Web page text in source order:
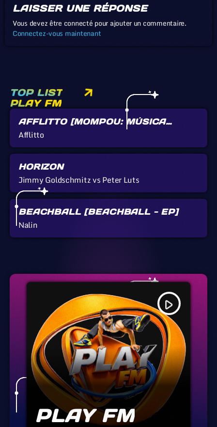
LAISSER UNE RÉPONSE
Vous devez être connecté pour ajouter un commentaire.
Connectez-vous maintenant
TOP LIST
PLAY FM
AFFLITTO [MOMPOU: MÚSICA
CALLADA]
Afflitto
HORIZON
Jimmy Goldschmitz vs Peter Luts
BEACHBALL [BEACHBALL - EP]
Nalin
play_arrow
PLAY FM